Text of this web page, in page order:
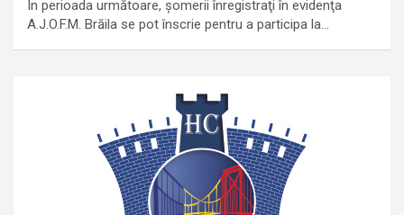
În perioada următoare, şomerii înregistraţi în evidenţa
A.J.O.F.M. Brăila se pot înscrie pentru a participa la…